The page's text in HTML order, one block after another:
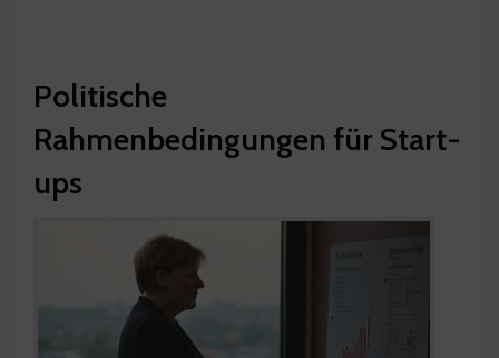
Politische
Rahmenbedingungen für Start-
ups